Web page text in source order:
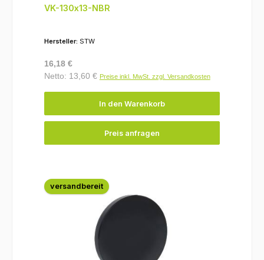
VK-130x13-NBR
Hersteller: STW
Regulärer Preis:
16,18 €
Netto: 13,60 € Preise inkl. MwSt. zzgl. Versandkosten
In den Warenkorb
Preis anfragen
versandbereit